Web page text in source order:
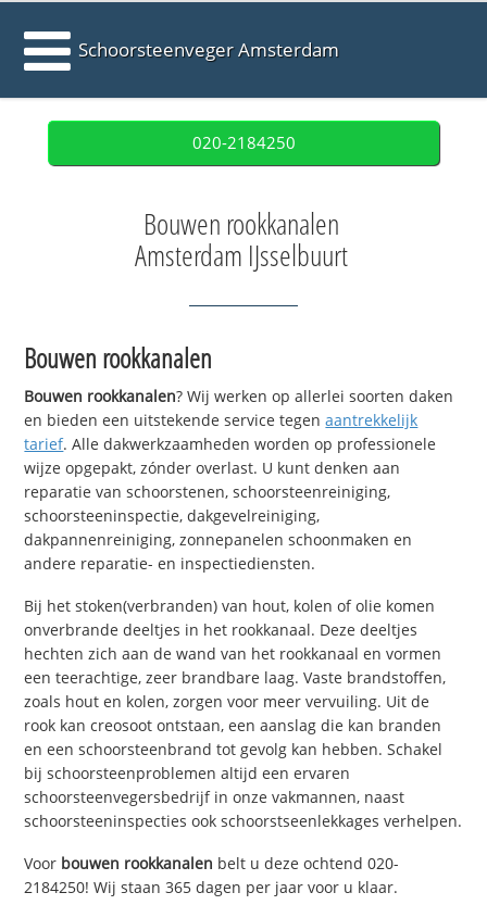
Schoorsteenveger Amsterdam
020-2184250
Bouwen rookkanalen
Amsterdam IJsselbuurt
Bouwen rookkanalen
Bouwen rookkanalen? Wij werken op allerlei soorten daken
en bieden een uitstekende service tegenaantrekkelijk
tarief. Alle dakwerkzaamheden worden op professionele
wijze opgepakt, zónder overlast. U kunt denken aan
reparatie van schoorstenen, schoorsteenreiniging,
schoorsteeninspectie, dakgevelreiniging,
dakpannenreiniging, zonnepanelen schoonmaken en
andere reparatie- en inspectiediensten.
Bij het stoken(verbranden) van hout, kolen of olie komen
onverbrande deeltjes in het rookkanaal. Deze deeltjes
hechten zich aan de wand van het rookkanaal en vormen
een teerachtige, zeer brandbare laag. Vaste brandstoffen,
zoals hout en kolen, zorgen voor meer vervuiling. Uit de
rook kan creosoot ontstaan, een aanslag die kan branden
en een schoorsteenbrand tot gevolg kan hebben. Schakel
bij schoorsteenproblemen altijd een ervaren
schoorsteenvegersbedrijf in onze vakmannen, naast
schoorsteeninspecties ook schoorstseenlekkages verhelpen.
Voor bouwen rookkanalen belt u deze ochtend 020-
2184250! Wij staan 365 dagen per jaar voor u klaar.